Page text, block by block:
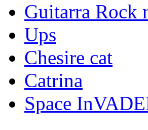
Guitarra Rock
Ups
Chesire cat
Catrina
Space